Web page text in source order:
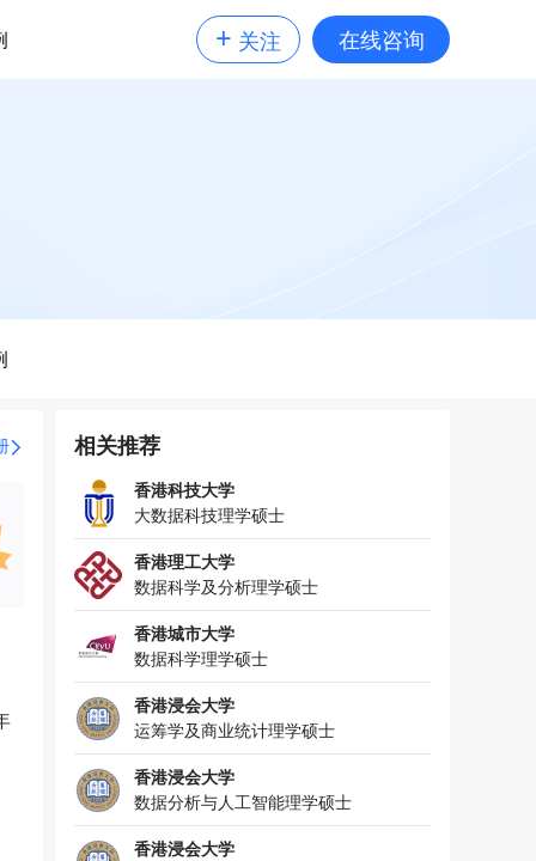
+ 关注 在线咨询
相关推荐
香港科技大学
大数据科技理学硕士
香港理工大学
数据科学及分析理学硕士
香港城市大学
数据科学理学硕士
香港浸会大学
运筹学及商业统计理学硕士
香港浸会大学
数据分析与人工智能理学硕士
香港浸会大学